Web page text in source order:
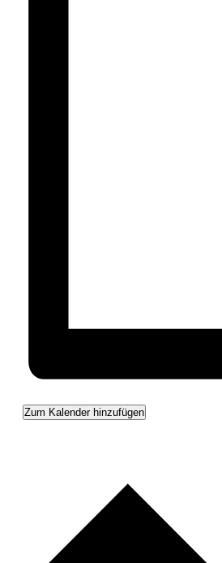
Zum Kalender hinzufügen